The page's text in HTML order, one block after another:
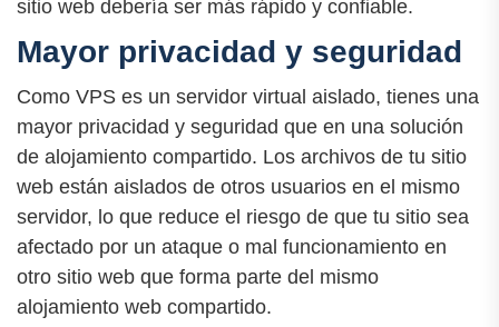
sitio web debería ser más rápido y confiable.
Mayor privacidad y seguridad
Como VPS es un servidor virtual aislado, tienes una
mayor privacidad y seguridad que en una solución
de alojamiento compartido. Los archivos de tu sitio
web están aislados de otros usuarios en el mismo
servidor, lo que reduce el riesgo de que tu sitio sea
afectado por un ataque o mal funcionamiento en
otro sitio web que forma parte del mismo
alojamiento web compartido.